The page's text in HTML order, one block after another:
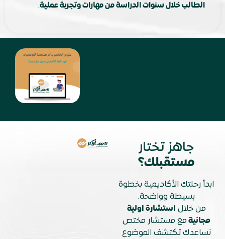
الطالب خلال سنوات الدراسة من مهارات وتجربة عملية.
جاهز تختار
مستقبلك؟
ابدأ رحلتك الأكاديمية بخطوة
بسيطة وواضحة.
من خلال استشارة اولية
مجانية مع مستشار مختص
نساعدك تكتشف الموضوع